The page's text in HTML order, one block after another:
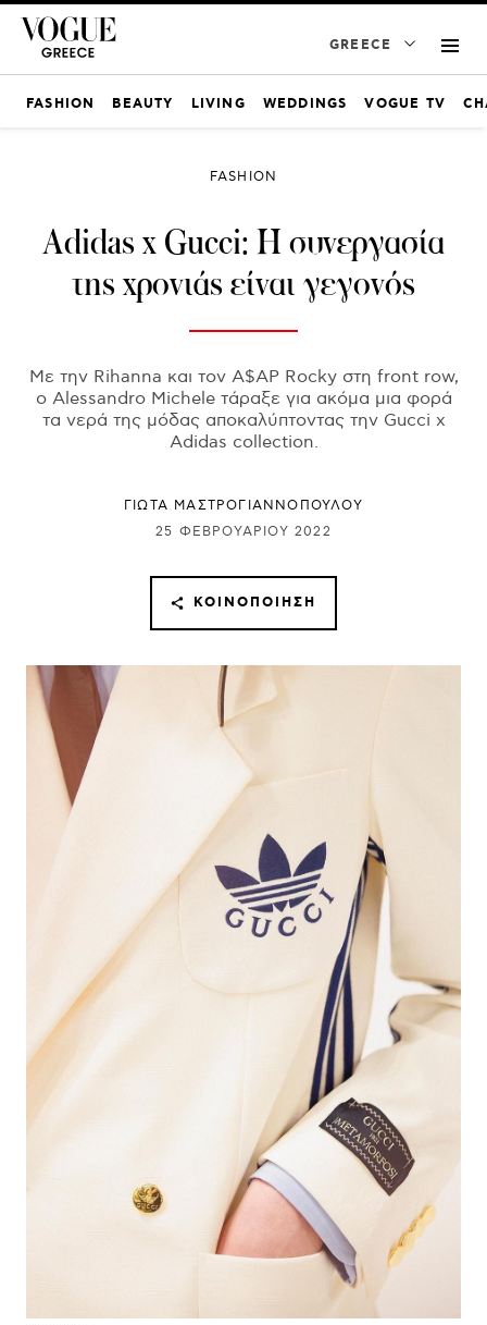
GREECE
FASHION BEAUTY LIVING WEDDINGS VOGUE TV
FASHION
Adidas x Gucci: Η συνεργασία
της χρονιάς είναι γεγονός
Με την Rihanna και τον A$AP Rocky στη front row,
o Alessandro Michele τάραξε για ακόμα μια φορά
τα νερά της μόδας αποκαλύπτοντας την Gucci x
Adidas collection.
ΓΙΩΤΑ ΜΑΣΤΡΟΓΙΑΝΝΟΠΟΥΛΟΥ
25 ΦΕΒΡΟΥΑΡΊΟΥ 2022
ΚΟΙΝΟΠΟΊΗΣΗ